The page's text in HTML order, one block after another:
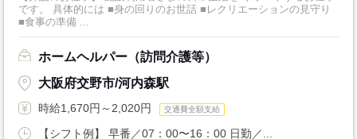
です。 具体的には ■身の回りのお世話 ■レクリエーションの見守り
■食事の準備 ...
ホームヘルパー（訪問介護等）
大阪府交野市/河内森駅
時給1,670円～2,020円 交通費全額支給
【シフト例】 早番／07：00〜16：00 日勤／...